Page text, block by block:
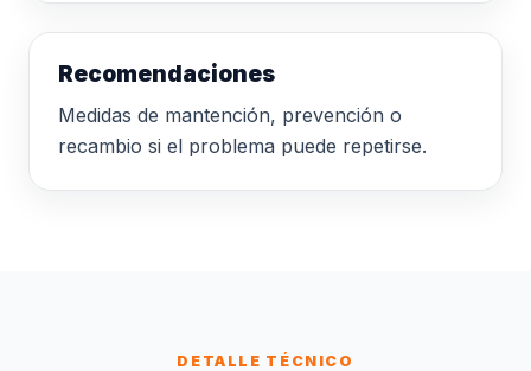
Recomendaciones
Medidas de mantención, prevención o
recambio si el problema puede repetirse.
DETALLE TÉCNICO